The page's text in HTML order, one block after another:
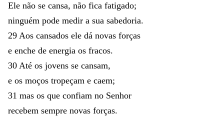
Ele não se cansa, não fica fatigado;
ninguém pode medir a sua sabedoria.
29 Aos cansados ele dá novas forças
e enche de energia os fracos.
30 Até os jovens se cansam,
e os moços tropeçam e caem;
31 mas os que confiam no Senhor
recebem sempre novas forças.